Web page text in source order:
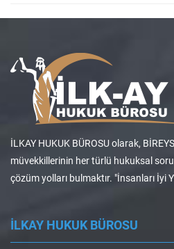
İLKAY HUKUK BÜROSU olarak,
müvekkillerinin her türlü hukuksal
çözüm yolları bulmaktır. "İnsanları İyi
İLKAY HUKUK BÜROSU